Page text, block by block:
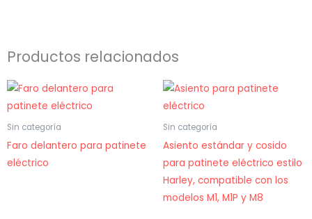
Productos relacionados
Sin categoría
Faro delantero para patinete
eléctrico
Sin categoría
Asiento estándar y cosido
para patinete eléctrico estilo
Harley, compatible con los
modelos M1, M1P y M8